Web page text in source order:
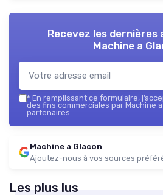
Recevez les dernières
Machine a
* En remplissant ce formulaire,
des fins commerciales par Machine
partenaires.
Machine a Glacon
Ajoutez-nous à vos sources
Les plus lus